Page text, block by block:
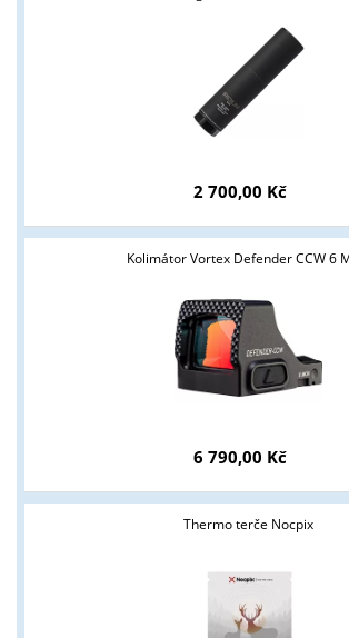
2 700,00 Kč
Kolimátor Vortex Defender CCW 6
6 790,00 Kč
Thermo terče Nocpix
Tyto stránky jsou určeny pouze odborné
podnikatelům v oblasti zbraně a
ANO NE